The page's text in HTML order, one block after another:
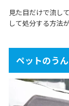
見た目だけで流し
して処分する方法
ペットのう